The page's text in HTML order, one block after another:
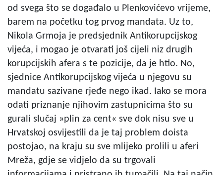
od svega što se događalo u Plenkovićevo vrijeme,
barem na početku tog prvog mandata. Uz to,
Nikola Grmoja je predsjednik Antikorupcijskog
vijeća, i mogao je otvarati još cijeli niz drugih
korupcijskih afera s te pozicije, da je htio. No,
sjednice Antikorupcijskog vijeća u njegovu su
mandatu sazivane rjeđe nego ikad. Iako se mora
odati priznanje njihovim zastupnicima što su
gurali slučaj »plin za cent« sve dok nisu sve u
Hrvatskoj osvijestili da je taj problem doista
postojao, na kraju su sve mlijeko prolili u aferi
Mreža, gdje se vidjelo da su trgovali